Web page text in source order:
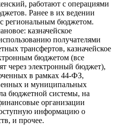
работают с операциями
Ранее в их ведении
региональным бюджетом.
казначейское
получателями
трансфертов, казначейское
бюджетом (все
через электронный бюджет),
в рамках 44-ФЗ,
и муниципальных
бюджетной системы, на
организации
информацию о
и прочее.